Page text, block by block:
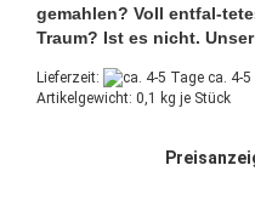
gemahlen? Voll entfal-
Traum? Ist es nicht.
Lieferzeit: ca. 4-
Artikelgewicht: 0,1 kg je Stück